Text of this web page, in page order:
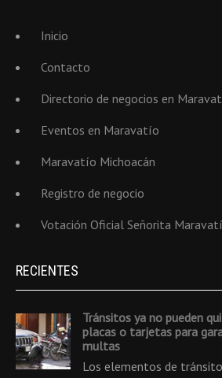
Inicio
Contacto
Directorio de negocios en
Eventos en Maravatío
Maravatío Michoacán
Registro de negocio
Votación Oficial Señorita
RECIENTES
Tránsitos ya no pueden
placas o tarjetas para
multas
Los elementos de